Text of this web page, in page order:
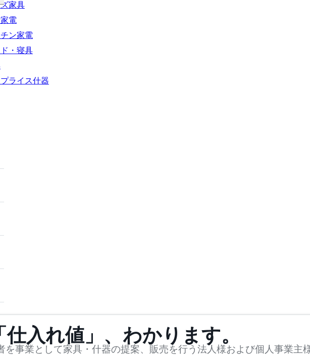
家具
電
ン家電
・寝具
ライス什器
入れ値」、わかります。
事業として家具・什器の提案、販売を行う法人様および個人事業主